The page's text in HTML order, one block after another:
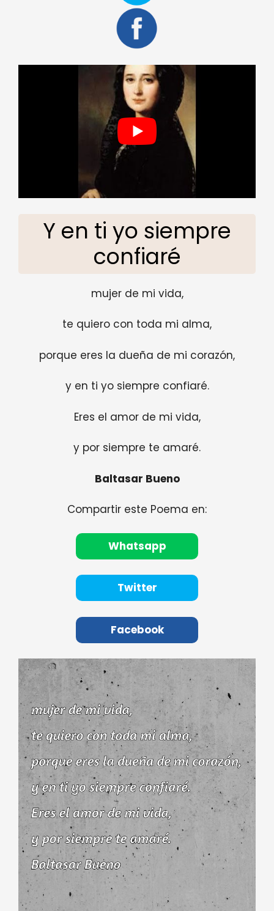
Y en ti yo siempre
confiaré
mujer de mi vida,
te quiero con toda mi alma,
porque eres la dueña de mi corazón,
y en ti yo siempre confiaré.
Eres el amor de mi vida,
y por siempre te amaré.
Baltasar Bueno
Compartir este Poema en:
Whatsapp
Twitter
Facebook